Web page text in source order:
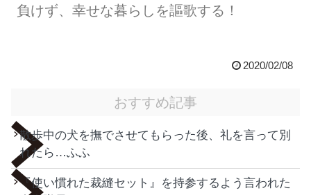
負けず、幸せな暮らしを謳歌する！
2020/02/08
おすすめ記事
散歩中の犬を撫でさせてもらった後、礼を言って別
れたら…ふふ
『使い慣れた裁縫セット』を持参するよう言われた